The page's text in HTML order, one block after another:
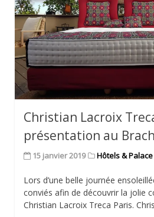
Christian Lacroix
présentation au
15 janvier 2019 Hôtels & Palace
Lors d’une belle journée
conviés afin de découvrir la jolie
Christian Lacroix Treca Paris.